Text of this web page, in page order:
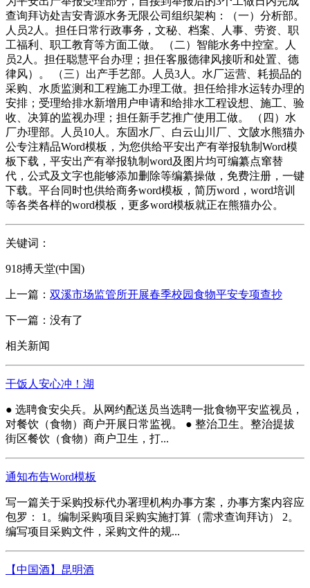
查询拜访处吉安青源水务无限公司组织架构：（一）分析部。
人员2人。担任日常行政事务，文秘、档案、人事、劳资、职
工福利、职工教育等方面工做。 （二）智能水务中控室。人
员2人。担任聪慧平台办理；担任客服德律风接听和处置、德
律风）。 （三）出产手艺部。人员3人。水厂运营、耗损品的
采购、水质监测和工程施工办理工做。担任给排水运转办理的
安排；受理给排水新增用户申请和给排水工程设想、施工、验
收、决算的监视办理；担任新手艺推广使用工做。 （四）水
厂办理部。人员10人。东固水厂、白云山川厂、文陂水熊猫办
公专注精品Word模板，为您供给平安出产有举报轨制Word模
板下载，平安出产有举报轨制word及图片均可编纂点窜替
代，公式及文字也能够添加删除等编纂操做，免费注册，一键
下载。平台同时也供给商务word模板，简历word，word培训
等各类各样的word模板，更多word模板就正在熊猫办公。
关键词：
918搏天堂(中国)
上一篇： 双溪市场监管所开展春季校园食物平安专项查抄
下一篇：没有了
相关新闻
干饭人安心冲！湖
● 选聘食安尖兵。从网约配送员当选聘一批食物平安监视员，
对餐饮（食物）商户开展日常监视。 ● 整治卫生。整治提拔
街区餐饮（食物）商户卫生，打...
通知布告Word模板
写一篇关于采购投标代办署理机构办事方案，办事方案内容应
包罗： 1。编制采购项目采购实施打算（需求查询拜访） 2。
编写项目采购文件，采购文件的规...
【中国酒】昆明酒